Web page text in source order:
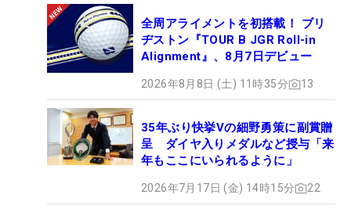
全周アライメントを初搭載！ ブリ
ヂストン『TOUR B JGR Roll-in
Alignment』、8月7日デビュー
2026年8月8日 (土) 11時35分 13
35年ぶり快挙Vの細野勇策に副賞贈
呈 ダイヤ入りメダルなど授与「来
年もここにいられるように」
2026年7月17日 (金) 14時15分 22